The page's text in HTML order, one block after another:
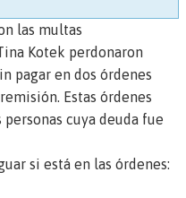
las multas
Kotek perdonaron
pagar en dos órdenes
remisión. Estas órdenes
cuya deuda fue
si está en las órdenes: